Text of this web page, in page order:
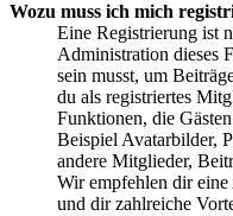
Wozu muss ich mich
Eine Registrierung ist
Administration dieses
sein musst, um
du als registriertes
Funktionen, die
Beispiel Avatarbilder,
andere Mitglieder,
Wir empfehlen dir
und dir zahlreiche